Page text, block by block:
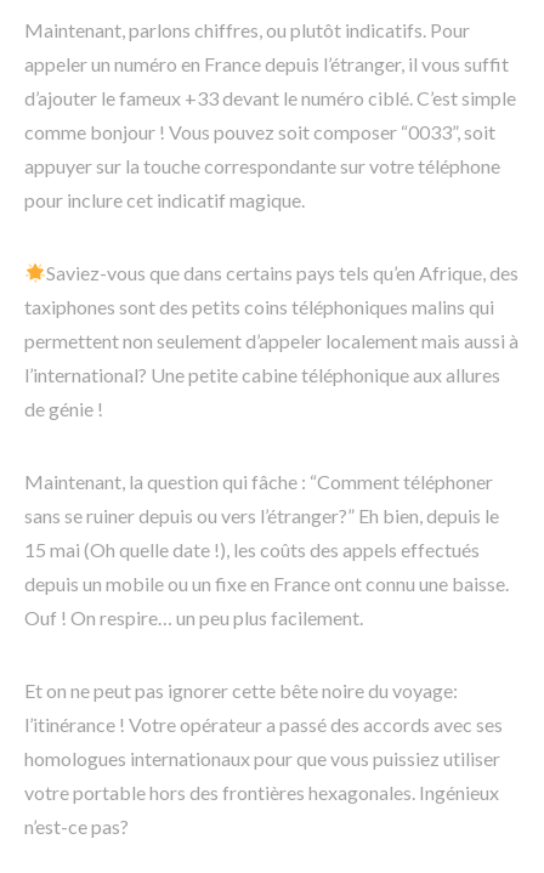
Maintenant, parlons chiffres, ou plutôt indicatifs. Pour
appeler un numéro en France depuis l’étranger, il vous suffit
d’ajouter le fameux +33 devant le numéro ciblé. C’est simple
comme bonjour ! Vous pouvez soit composer “0033”, soit
appuyer sur la touche correspondante sur votre téléphone
pour inclure cet indicatif magique.
Saviez-vous que dans certains pays tels qu’en Afrique, des
taxiphones sont des petits coins téléphoniques malins qui
permettent non seulement d’appeler localement mais aussi à
l’international? Une petite cabine téléphonique aux allures
de génie !
Maintenant, la question qui fâche : “Comment téléphoner
sans se ruiner depuis ou vers l’étranger?” Eh bien, depuis le
15 mai (Oh quelle date !), les coûts des appels effectués
depuis un mobile ou un fixe en France ont connu une baisse.
Ouf ! On respire… un peu plus facilement.
Et on ne peut pas ignorer cette bête noire du voyage:
l’itinérance ! Votre opérateur a passé des accords avec ses
homologues internationaux pour que vous puissiez utiliser
votre portable hors des frontières hexagonales. Ingénieux
n’est-ce pas?